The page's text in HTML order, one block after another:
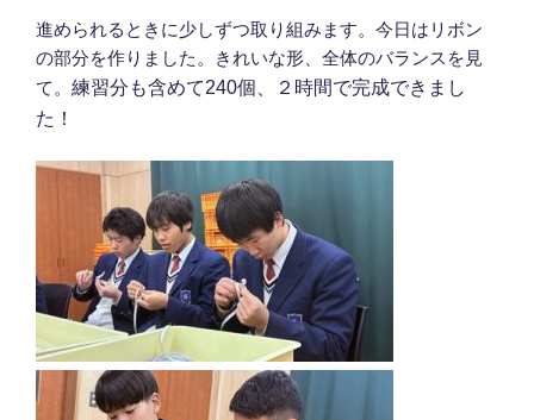
進められるときに少しずつ取り組みます。今日はリボン
の部分を作りました。きれいな形、全体のバランスを見
て。 練習分も含めて240個、２時間で完成できまし
た！